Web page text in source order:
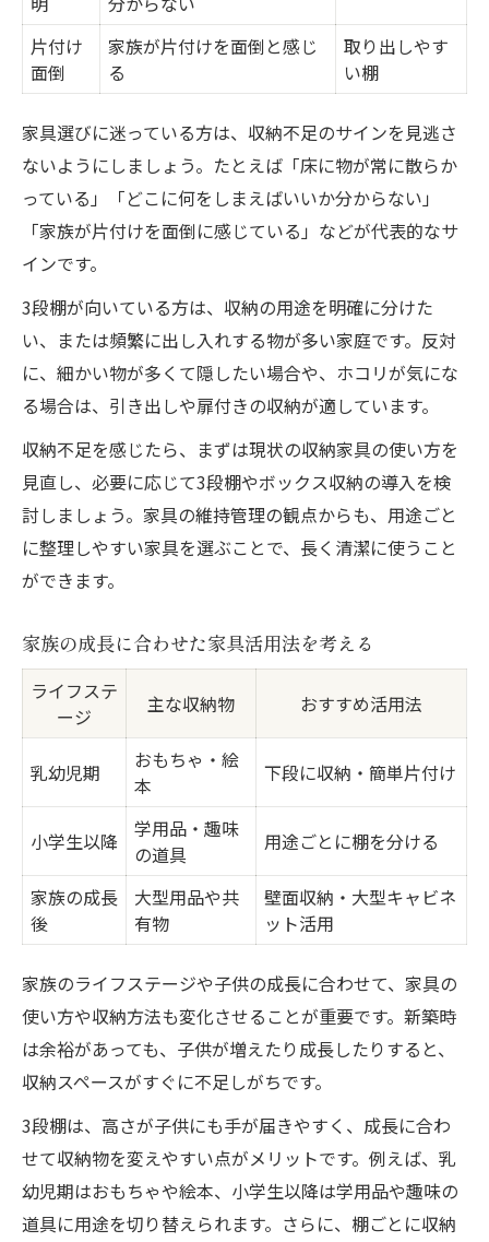
片付け
面倒
家族が片付けを面倒と感じ
る
取り出しやす
い棚
家具選びに迷っている方は、収納不足のサインを見逃さ
ないようにしましょう。たとえば「床に物が常に散らか
っている」「どこに何をしまえばいいか分からない」
「家族が片付けを面倒に感じている」などが代表的なサ
インです。
3段棚が向いている方は、収納の用途を明確に分けた
い、または頻繁に出し入れする物が多い家庭です。反対
に、細かい物が多くて隠したい場合や、ホコリが気にな
る場合は、引き出しや扉付きの収納が適しています。
収納不足を感じたら、まずは現状の収納家具の使い方を
見直し、必要に応じて3段棚やボックス収納の導入を検
討しましょう。家具の維持管理の観点からも、用途ごと
に整理しやすい家具を選ぶことで、長く清潔に使うこと
ができます。
家族の成長に合わせた家具活用法を考える
ライフステ
ージ
主な収納物 おすすめ活用法
乳幼児期
おもちゃ・絵
本
下段に収納・簡単片付け
小学生以降
学用品・趣味
の道具
用途ごとに棚を分ける
家族の成長
後
大型用品や共
有物
壁面収納・大型キャビネ
ット活用
家族のライフステージや子供の成長に合わせて、家具の
使い方や収納方法も変化させることが重要です。新築時
は余裕があっても、子供が増えたり成長したりすると、
収納スペースがすぐに不足しがちです。
3段棚は、高さが子供にも手が届きやすく、成長に合わ
せて収納物を変えやすい点がメリットです。例えば、乳
幼児期はおもちゃや絵本、小学生以降は学用品や趣味の
道具に用途を切り替えられます。さらに、棚ごとに収納